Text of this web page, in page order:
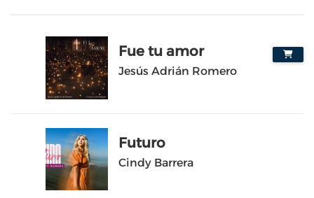
Fue tu amor
Jesús Adrián Romero
Futuro
Cindy Barrera